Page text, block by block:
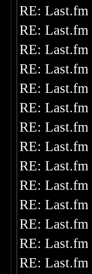
RE: Last.fm
RE: Last.fm
RE: Last.fm
RE: Last.fm
RE: Last.fm
RE: Last.fm
RE: Last.fm
RE: Last.fm
RE: Last.fm
RE: Last.fm
RE: Last.fm
RE: Last.fm
RE: Last.fm
RE: Last.fm